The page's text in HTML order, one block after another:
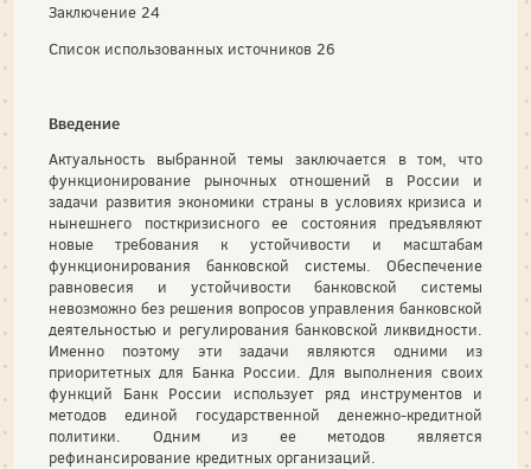
Заключение 24
Список использованных источников 26
Введение
Актуальность выбранной темы заключается в том, что
функционирование рыночных отношений в России и
задачи развития экономики страны в условиях кризиса и
нынешнего посткризисного ее состояния предъявляют
новые требования к устойчивости и масштабам
функционирования банковской системы. Обеспечение
равновесия и устойчивости банковской системы
невозможно без решения вопросов управления банковской
деятельностью и регулирования банковской ликвидности.
Именно поэтому эти задачи являются одними из
приоритетных для Банка России. Для выполнения своих
функций Банк России использует ряд инструментов и
методов единой государственной денежно-кредитной
политики. Одним из ее методов является
рефинансирование кредитных организаций.